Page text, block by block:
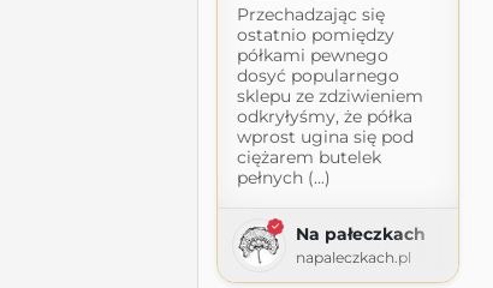
Przechadzając się
ostatnio pomiędzy
półkami pewnego
dosyć popularnego
sklepu ze zdziwieniem
odkryłyśmy, że półka
wprost ugina się pod
ciężarem butelek
pełnych (...)
Na pałeczkach
napaleczkach.pl